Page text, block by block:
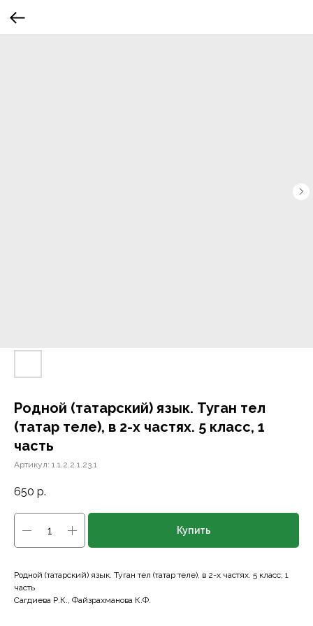
Родной (татарский) язык. Туган тел
(татар теле), в 2-х частях. 5 класс, 1
часть
Артикул: 1.1.2.2.1.23.1
650 р.
Купить
Родной (татарский) язык. Туган тел (татар теле), в 2-х частях. 5 класс, 1
часть
Сагдиева Р.К., Файзрахманова К.Ф.